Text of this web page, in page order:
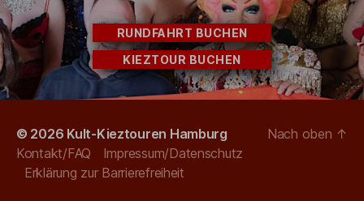
RUNDFAHRT BUCHEN
KIEZTOUR BUCHEN
© 2026 Kult-Kieztouren Hamburg
Kontakt/FAQ
Impressum/Datenschutz
Erklärung zur Barrierefreiheit
Nach oben ↑